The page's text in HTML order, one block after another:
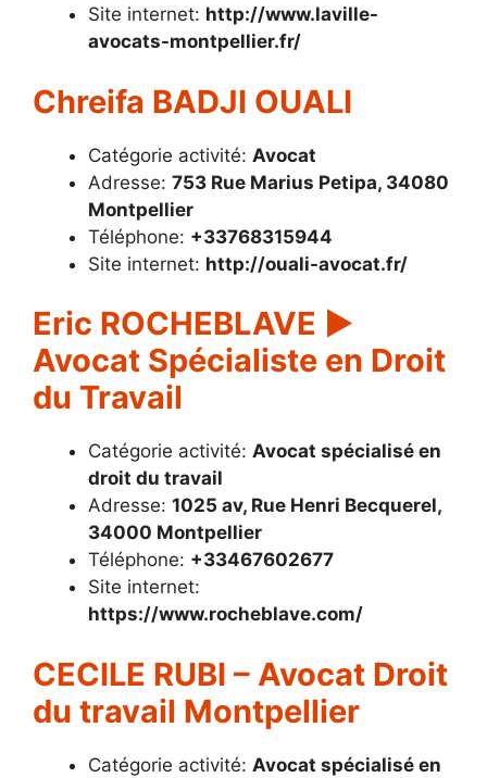
Site internet: http://www.laville-
avocats-montpellier.fr/
Chreifa BADJI OUALI
Catégorie activité: Avocat
Adresse: 753 Rue Marius Petipa, 34080
Montpellier
Téléphone: +33768315944
Site internet: http://ouali-avocat.fr/
Eric ROCHEBLAVE ▶️
Avocat Spécialiste en Droit
du Travail
Catégorie activité: Avocat spécialisé en
droit du travail
Adresse: 1025 av, Rue Henri Becquerel,
34000 Montpellier
Téléphone: +33467602677
Site internet:
https://www.rocheblave.com/
CECILE RUBI – Avocat Droit
du travail Montpellier
Catégorie activité: Avocat spécialisé en